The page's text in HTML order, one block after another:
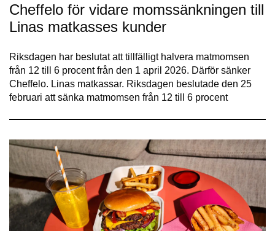
Cheffelo för vidare momssänkningen till
Linas matkasses kunder
Riksdagen har beslutat att tillfälligt halvera matmomsen
från 12 till 6 procent från den 1 april 2026. Därför sänker
Cheffelo. Linas matkassar. Riksdagen beslutade den 25
februari att sänka matmomsen från 12 till 6 procent